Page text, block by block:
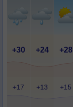
+30 +24 +28
+17 +13 +15